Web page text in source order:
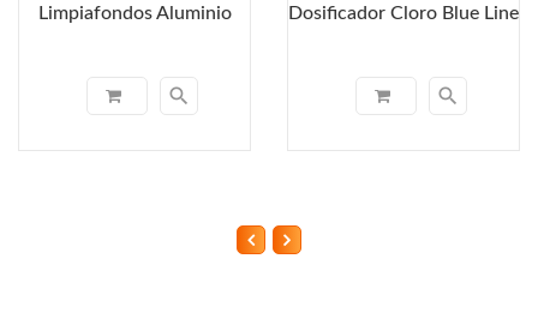
Limpiafondos Aluminio
search
Dosificador Cloro Blue Line
search